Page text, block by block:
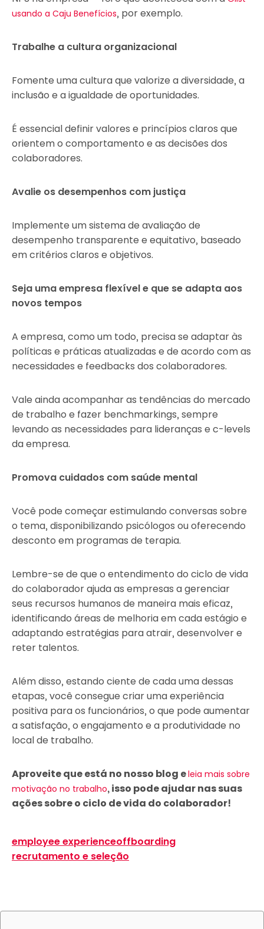
usando a Caju Benefícios, por exemplo.
Trabalhe a cultura organizacional
Fomente uma cultura que valorize a diversidade, a
inclusão e a igualdade de oportunidades.
É essencial definir valores e princípios claros que
orientem o comportamento e as decisões dos
colaboradores.
Avalie os desempenhos com justiça
Implemente um sistema de avaliação de
desempenho transparente e equitativo, baseado
em critérios claros e objetivos.
Seja uma empresa flexível e que se adapta aos
novos tempos
A empresa, como um todo, precisa se adaptar às
políticas e práticas atualizadas e de acordo com as
necessidades e feedbacks dos colaboradores.
Vale ainda acompanhar as tendências do mercado
de trabalho e fazer benchmarkings, sempre
levando as necessidades para lideranças e c-levels
da empresa.
Promova cuidados com saúde mental
Você pode começar estimulando conversas sobre
o tema, disponibilizando psicólogos ou oferecendo
desconto em programas de terapia.
Lembre-se de que o entendimento do ciclo de vida
do colaborador ajuda as empresas a gerenciar
seus recursos humanos de maneira mais eficaz,
identificando áreas de melhoria em cada estágio e
adaptando estratégias para atrair, desenvolver e
reter talentos.
Além disso, estando ciente de cada uma dessas
etapas, você consegue criar uma experiência
positiva para os funcionários, o que pode aumentar
a satisfação, o engajamento e a produtividade no
local de trabalho.
Aproveite que está no nosso blog eleia mais sobre
motivação no trabalho, isso pode ajudar nas suas
ações sobre o ciclo de vida do colaborador!
employee experienceoffboarding
recrutamento e seleção